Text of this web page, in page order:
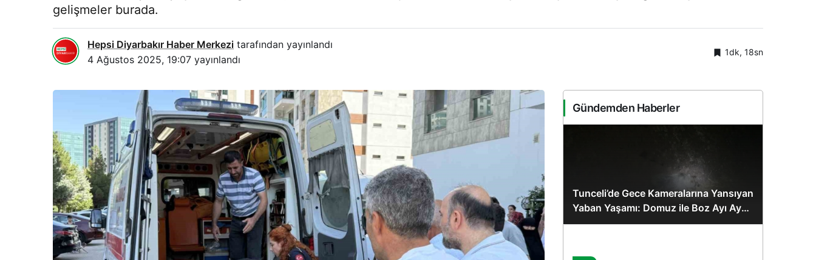
gelişmeler burada.
Hepsi Diyarbakır Haber Merkezi tarafından yayınlandı
4 Ağustos 2025, 19:07 yayınlandı
1dk, 18sn
Gündemden Haberler
Tunceli’de Gece Kameralarına Yansıyan
Yaban Yaşamı: Domuz ile Boz Ayı Aynı
Karede